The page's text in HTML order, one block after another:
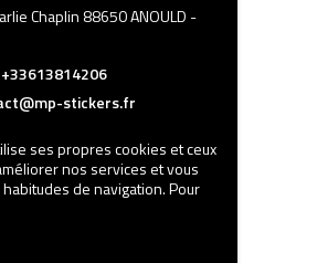
Chaplin 88650 ANOULD -
+33613814206
stickers.fr
ses propres cookies et ceux
nos services et vous
de navigation. Pour